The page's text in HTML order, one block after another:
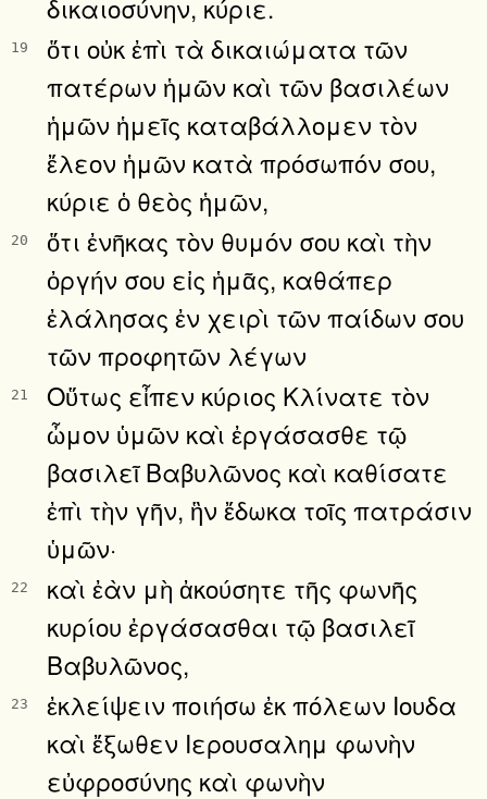
δικαιοσύνην, κύριε.
19
ὅτι οὐκ ἐπὶ τὰ δικαιώματα τῶν
πατέρων ἡμῶν καὶ τῶν βασιλέων
ἡμῶν ἡμεῖς καταβάλλομεν τὸν
ἔλεον ἡμῶν κατὰ πρόσωπόν σου,
κύριε ὁ θεὸς ἡμῶν,
20
ὅτι ἐνῆκας τὸν θυμόν σου καὶ τὴν
ὀργήν σου εἰς ἡμᾶς, καθάπερ
ἐλάλησας ἐν χειρὶ τῶν παίδων σου
τῶν προφητῶν λέγων
21
Οὕτως εἶπεν κύριος Κλίνατε τὸν
ὦμον ὑμῶν καὶ ἐργάσασθε τῷ
βασιλεῖ Βαβυλῶνος καὶ καθίσατε
ἐπὶ τὴν γῆν, ἣν ἔδωκα τοῖς πατράσιν
ὑμῶν·
22
καὶ ἐὰν μὴ ἀκούσητε τῆς φωνῆς
κυρίου ἐργάσασθαι τῷ βασιλεῖ
Βαβυλῶνος,
23
ἐκλείψειν ποιήσω ἐκ πόλεων Ιουδα
καὶ ἔξωθεν Ιερουσαλημ φωνὴν
εὐφροσύνης καὶ φωνὴν